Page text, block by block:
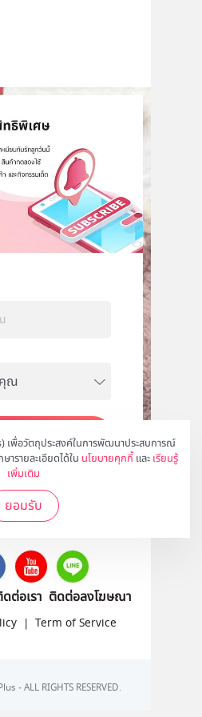
พื่อวัตถุประสงค์ในการพัฒนาประสบการณ์
รายละเอียดได้ใน นโยบายคุกกี้ และ เรียนรู้
เพิ่มเติม
ยอมรับ
สมัคร
ามเราได้ที่
ต่อเรา ติดต่อลงโฆษณา
| Term of Service
- ALL RIGHTS RESERVED.